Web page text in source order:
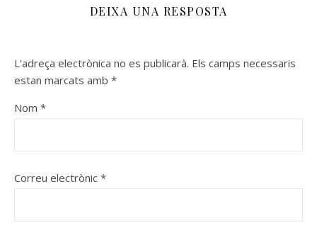
DEIXA UNA RESPOSTA
L'adreça electrònica no es publicarà. Els camps necessaris
estan marcats amb *
Nom *
Correu electrònic *